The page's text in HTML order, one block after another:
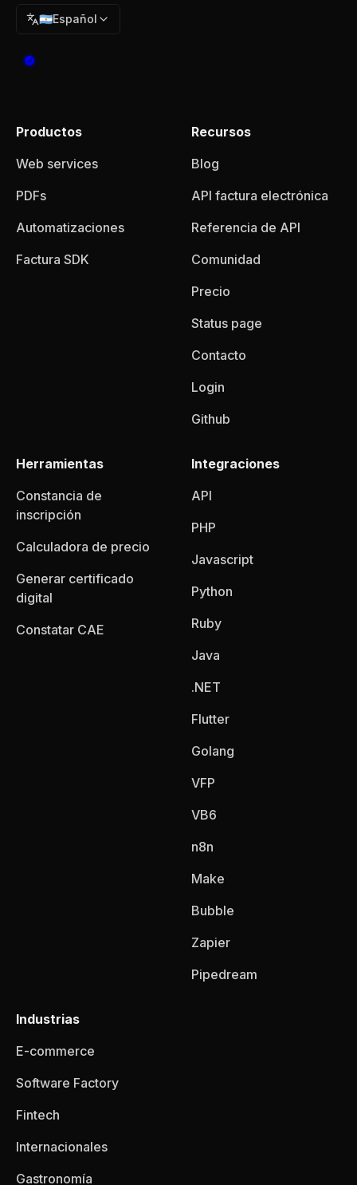
🇦🇷Español
Productos
Web services
PDFs
Automatizaciones
Factura SDK
Recursos
Blog
API factura electrónica
Referencia de API
Comunidad
Precio
Status page
Contacto
Login
Github
Herramientas
Constancia de
inscripción
Calculadora de precio
Generar certificado
digital
Constatar CAE
Integraciones
API
PHP
Javascript
Python
Ruby
Java
.NET
Flutter
Golang
VFP
VB6
n8n
Make
Bubble
Zapier
Pipedream
Industrias
E-commerce
Software Factory
Fintech
Internacionales
Gastronomía